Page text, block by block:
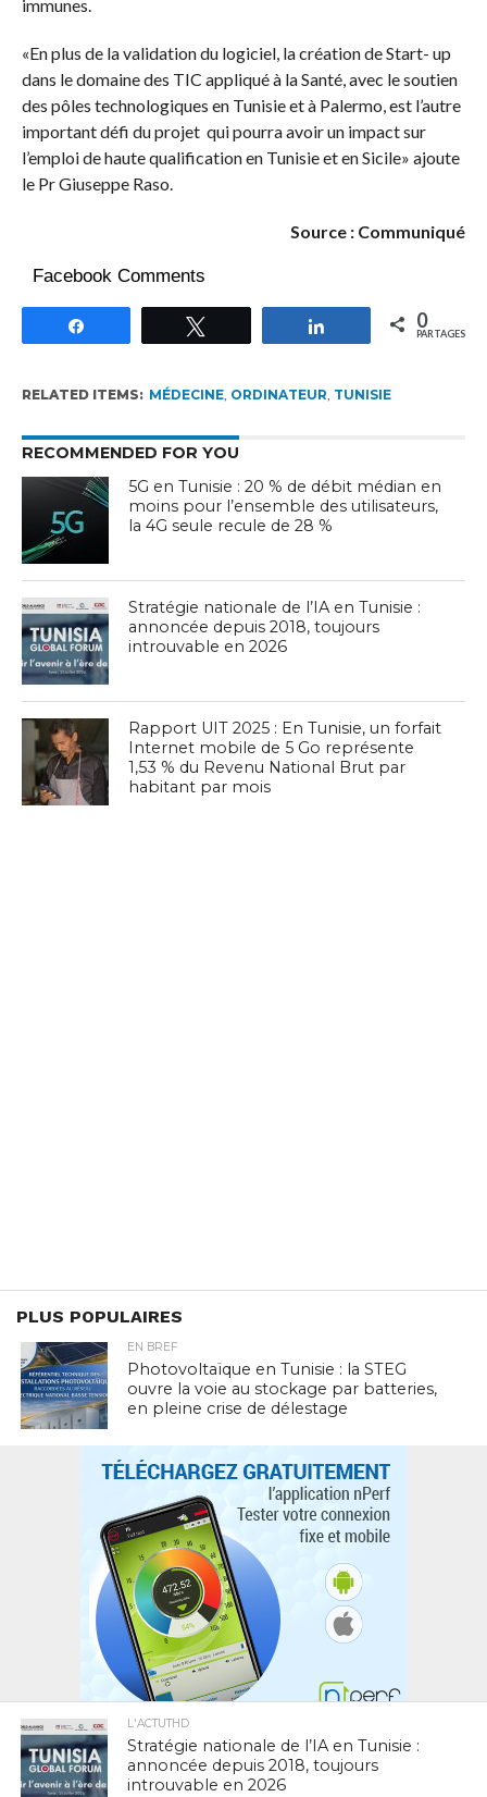
immunes.
«En plus de la validation du logiciel, la création de Start- up
dans le domaine des TIC appliqué à la Santé, avec le soutien
des pôles technologiques en Tunisie et à Palermo, est l’autre
important défi du projet qui pourra avoir un impact sur
l’emploi de haute qualification en Tunisie et en Sicile» ajoute
le Pr Giuseppe Raso.
Source : Communiqué
Facebook Comments
Partagez 0
PARTAGES
RELATED ITEMS: MÉDECINE, ORDINATEUR, TUNISIE
RECOMMENDED FOR YOU
5G en Tunisie : 20 % de débit médian en
moins pour l’ensemble des utilisateurs,
la 4G seule recule de 28 %
Stratégie nationale de l’IA en Tunisie :
annoncée depuis 2018, toujours
introuvable en 2026
Rapport UIT 2025 : En Tunisie, un forfait
Internet mobile de 5 Go représente
1,53 % du Revenu National Brut par
habitant par mois
PLUS POPULAIRES
EN BREF
Photovoltaïque en Tunisie : la STEG
ouvre la voie au stockage par batteries,
en pleine crise de délestage
L'ACTUTHD
Stratégie nationale de l’IA en Tunisie :
annoncée depuis 2018, toujours
introuvable en 2026